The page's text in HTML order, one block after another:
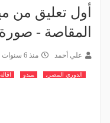
أول تعليق من
المقاصة - صورة
علي أحمد منذ 6 سنوات
الدوري المصري ميدو